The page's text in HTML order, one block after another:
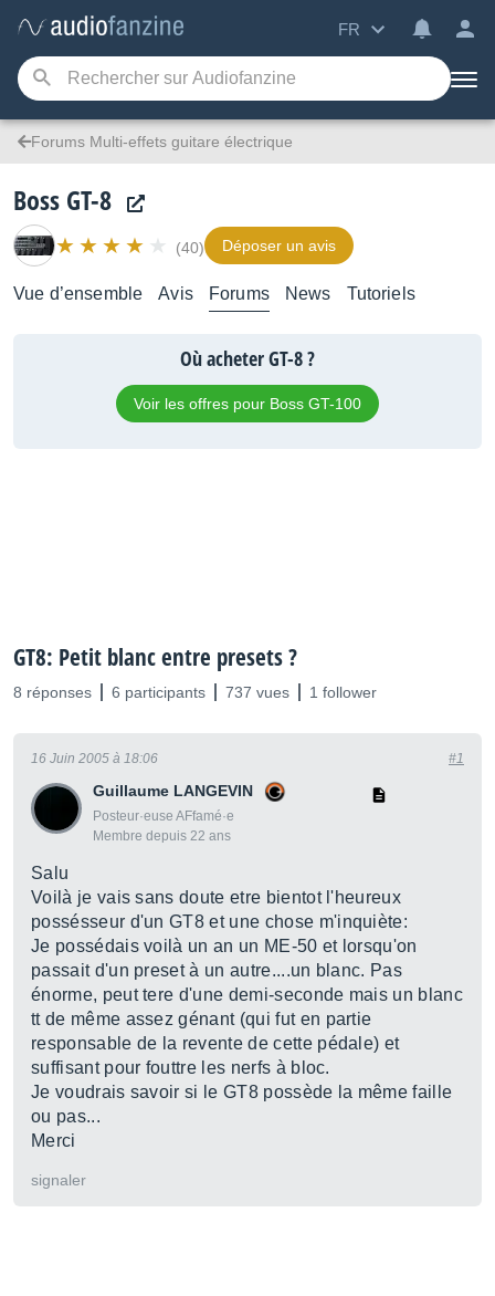
FR
Forums Multi-effets guitare électrique
Boss GT-8
(40) Déposer un avis
Vue d’ensemble Avis Forums News Tutoriels
Où acheter GT-8 ?
Voir les offres pour Boss GT-100
GT8: Petit blanc entre presets ?
8 réponses 6 participants 737 vues 1 follower
Guillaume LANGEVIN
Posteur·euse AFfamé·e
Membre depuis 22 ans
16 Juin 2005 à 18:06 #1
Salu
Voilà je vais sans doute etre bientot l'heureux
possésseur d'un GT8 et une chose m'inquiète:
Je possédais voilà un an un ME-50 et lorsqu'on
passait d'un preset à un autre....un blanc. Pas
énorme, peut tere d'une demi-seconde mais un blanc
tt de même assez génant (qui fut en partie
responsable de la revente de cette pédale) et
suffisant pour fouttre les nerfs à bloc.
Je voudrais savoir si le GT8 possède la même faille
ou pas...
Merci
signaler